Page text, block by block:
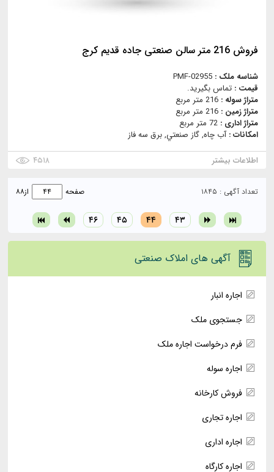
فروش 216 متر سالن صنعتی جاده قدیم کرج
شناسه ملک : PMF-02955
قیمت : تماس بگیرید.
متراژ سوله : 216 متر مربع
متراژ زمین : 216 متر مربع
متراژ اداری : 72 متر مربع
امکانات :آب چاه, گاز صنعتي, برق سه فاز
اطلاعات بیشتر
۴۵۱۸
تعداد آگهی : ۱۸۴۵
۴۳ ۴۴ ۴۵ ۴۶
صفحه از۸۸
آگهی های املاک صنعتی
اجاره انبار
جستجوی ملک
فرم درخواست اجاره ملک
اجاره سوله
فروش کارخانه
اجاره تجاری
اجاره اداری
اجاره کارگاه